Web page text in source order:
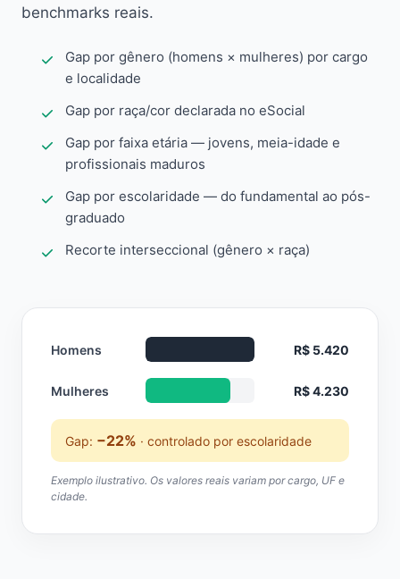
benchmarks reais.
Gap por gênero (homens × mulheres) por cargo
e localidade
Gap por raça/cor declarada no eSocial
Gap por faixa etária — jovens, meia-idade e
profissionais maduros
Gap por escolaridade — do fundamental ao pós-
graduado
Recorte interseccional (gênero × raça)
Homens R$ 5.420
Mulheres R$ 4.230
Gap: −22% · controlado por escolaridade
Exemplo ilustrativo. Os valores reais variam por cargo, UF e
cidade.